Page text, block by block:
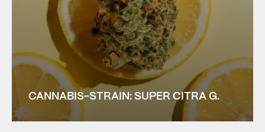
CANNABIS-STRAIN: SUPER CITRA G.